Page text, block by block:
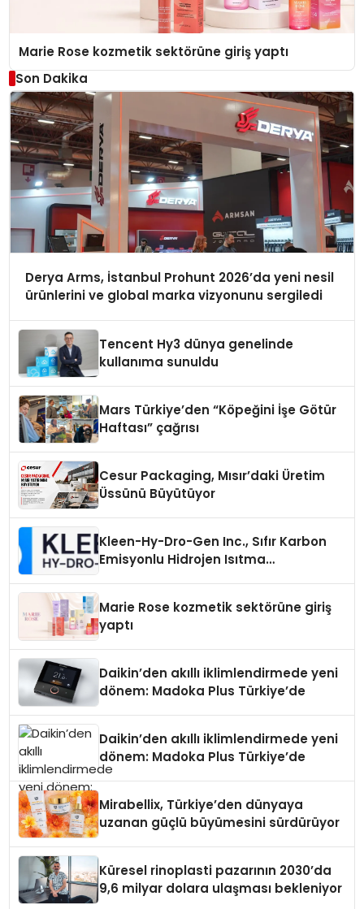
Marie Rose kozmetik sektörüne giriş yaptı
Son Dakika
Derya Arms, İstanbul Prohunt 2026’da yeni nesil
ürünlerini ve global marka vizyonunu sergiledi
Tencent Hy3 dünya genelinde
kullanıma sunuldu
Mars Türkiye’den “Köpeğini İşe Götür
Haftası” çağrısı
Cesur Packaging, Mısır’daki Üretim
Üssünü Büyütüyor
Kleen-Hy-Dro-Gen Inc., Sıfır Karbon
Emisyonlu Hidrojen Isıtma
Marie Rose kozmetik sektörüne giriş
yaptı
Daikin’den akıllı iklimlendirmede yeni
dönem: Madoka Plus Türkiye’de
Daikin’den akıllı iklimlendirmede yeni
dönem: Madoka Plus Türkiye’de
Mirabellix, Türkiye’den dünyaya
uzanan güçlü büyümesini sürdürüyor
Küresel rinoplasti pazarının 2030’da
9,6 milyar dolara ulaşması bekleniyor